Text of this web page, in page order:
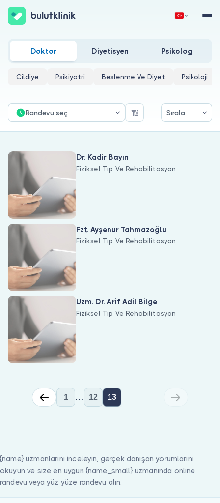
Hastalar için
Doktorlar için
Doktor musunuz?
Hemen Kaydol Giriş Yap
Fiziksel Tıp Ve Rehabilitasyon Doktorları
Doktor Diyetisyen Psikolog
Cildiye Psikiyatri Beslenme Ve Diyet Psikoloji
Randevu seç Sırala
Dr. Kadir Bayın
Fiziksel Tıp Ve Rehabilitasyon
Fzt. Ayşenur Tahmazoğlu
Fiziksel Tıp Ve Rehabilitasyon
Uzm. Dr. Arif Adil Bilge
Fiziksel Tıp Ve Rehabilitasyon
1 ... 12 13
{name} uzmanlarını inceleyin, gerçek danışan yorumlarını
okuyun ve size en uygun {name_small} uzmanında online
randevu veya yüz yüze randevu alın.